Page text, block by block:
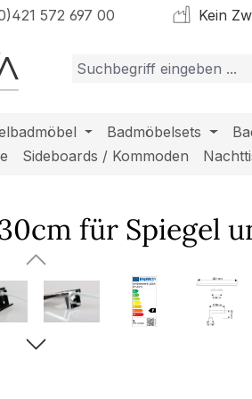
572 697 00 Kein
Badmöbelsets
Sideboards / Kommoden
für Spiegel